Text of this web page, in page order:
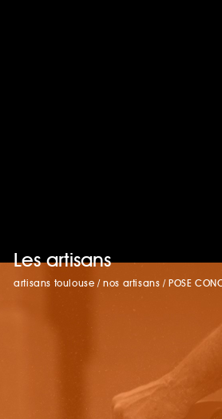
Les artisans
artisans toulouse /nos artisans / POSE